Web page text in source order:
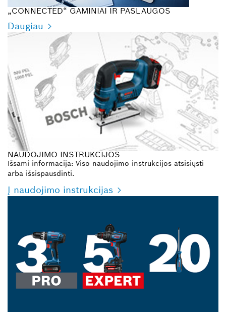
„CONNECTED“ GAMINIAI IR PASLAUGOS
Daugiau
NAUDOJIMO INSTRUKCIJOS
Išsami informacija: Viso naudojimo instrukcijos atsisiųsti
arba išsispausdinti.
Į naudojimo instrukcijas